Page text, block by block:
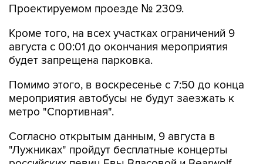
Проектируемом проезде № 2309.
Кроме того, на всех участках ограничений 9
августа с 00:01 до окончания мероприятия
будет запрещена парковка.
Помимо этого, в воскресенье с 7:50 до конца
мероприятия автобусы не будут заезжать к
метро "Спортивная".
Согласно открытым данным, 9 августа в
"Лужниках" пройдут бесплатные концерты